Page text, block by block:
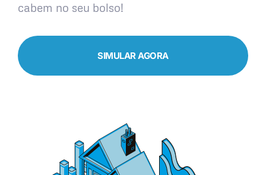
cabem no seu bolso!
SIMULAR AGORA